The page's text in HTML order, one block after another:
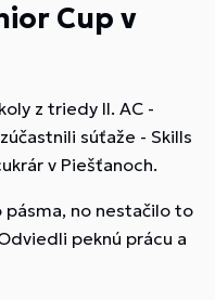
Cup v
z triedy II. AC -
súťaže - Skills
v Piešťanoch.
no nestačilo to
peknú prácu a